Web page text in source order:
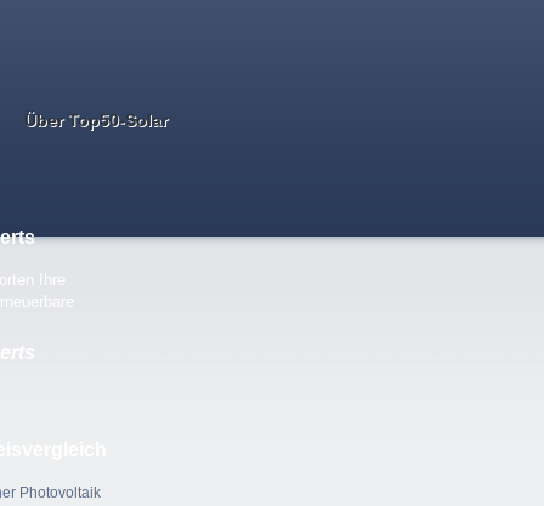
Über Top50-Solar
Ihre
Photovoltaik